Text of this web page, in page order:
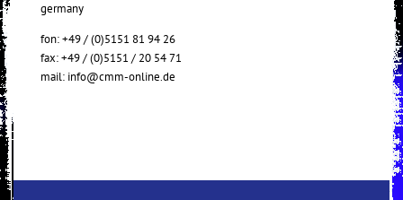
germany
fon: +49 / (0)5151 81 94 26
fax: +49 / (0)5151 / 20 54 71
mail: info@cmm-online.de